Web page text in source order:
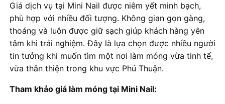
Giá dịch vụ tại Mini Nail được niêm yết minh bạch,
phù hợp với nhiều đối tượng. Không gian gọn gàng,
thoáng và luôn được giữ sạch giúp khách hàng yên
tâm khi trải nghiệm. Đây là lựa chọn được nhiều người
tin tưởng khi muốn tìm một nơi làm móng vừa tinh tế,
vừa thân thiện trong khu vực Phú Thuận.
Tham khảo giá làm móng tại Mini Nail: